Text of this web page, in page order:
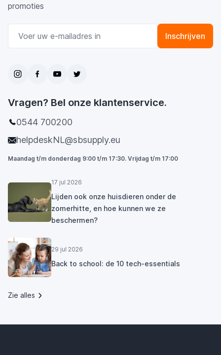
promoties
Inschrijven
Vragen? Bel onze klantenservice.
0544 700200
helpdeskNL@sbsupply.eu
Maandag t/m donderdag 9:00 t/m 17:30. Vrijdag t/m 17:00
17 jul 2026
Lijden ook onze huisdieren onder de
zomerhitte, en hoe kunnen we ze
beschermen?
29 jul 2026
Back to school: de 10 tech-essentials
Zie alles